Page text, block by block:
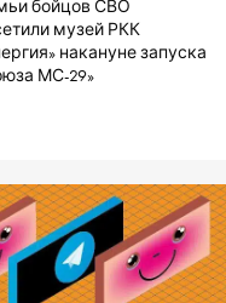
бойцов СВО
музей РКК
накануне запуска
МС-29»